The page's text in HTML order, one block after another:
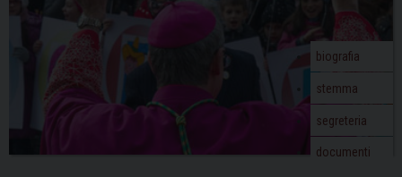
biografia
stemma
segreteria
documenti